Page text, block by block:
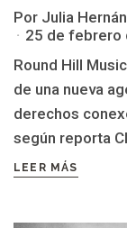
Por Julia
25 de febrero
Round Hill
de una nueva
derechos
según reporta
LEER MÁS